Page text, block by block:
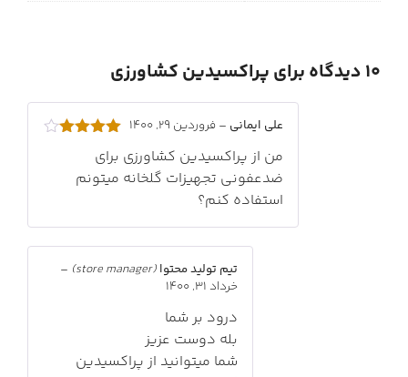
10 دیدگاه برای پراکسیدین کشاورزی
از 5
علی ایمانی – فروردین 29, 1400
من از پراکسیدین کشاورزی برای
ضدعفونی تجهیزات گلخانه میتونم
استفاده کنم؟
تیم تولید محتوا (store manager)
–
خرداد 31, 1400
درود بر شما
بله دوست عزیز
شما میتوانید از پراکسیدین